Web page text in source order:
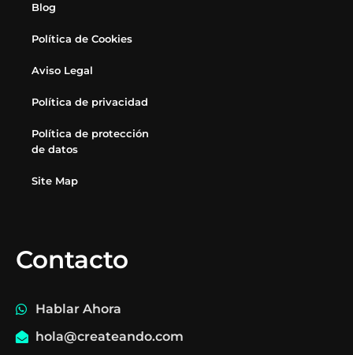
Blog
Política de Cookies
Aviso Legal
Política de privacidad
Política de protección
de datos
Site Map
Contacto
Hablar Ahora
hola@createando.com